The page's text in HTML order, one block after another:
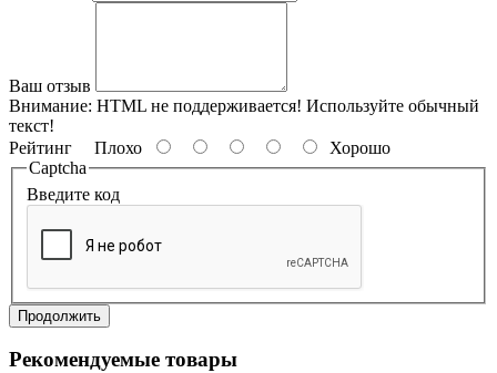
Ваш отзыв
Внимание: HTML не поддерживается! Используйте обычный
текст!
Рейтинг Плохо
Хорошо
Captcha
Введите код
Продолжить
Рекомендуемые товары